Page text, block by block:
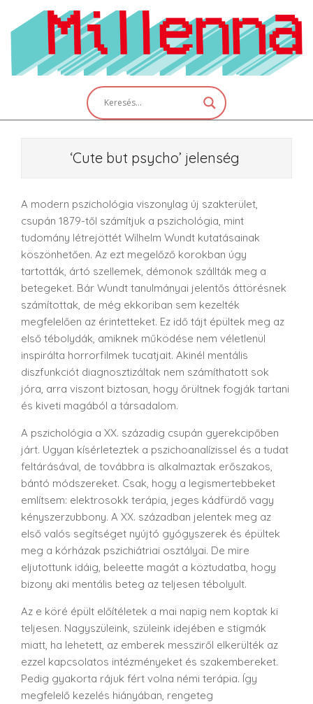
content
‘Cute but psycho’ jelenség
A modern pszichológia viszonylag új szakterület,
csupán 1879-től számítjuk a pszichológia, mint
tudomány létrejöttét Wilhelm Wundt kutatásainak
köszönhetően. Az ezt megelőző korokban úgy
tartották, ártó szellemek, démonok szállták meg a
betegeket. Bár Wundt tanulmányai jelentős áttörésnek
számítottak, de még ekkoriban sem kezelték
megfelelően az érintetteket. Ez idő tájt épültek meg az
első tébolydák, amiknek működése nem véletlenül
inspirálta horrorfilmek tucatjait. Akinél mentális
diszfunkciót diagnosztizáltak nem számíthatott sok
jóra, arra viszont biztosan, hogy őrültnek fogják tartani
és kiveti magából a társadalom.
A pszichológia a XX. századig csupán gyerekcipőben
járt. Ugyan kísérleteztek a pszichoanalízissel és a tudat
feltárásával, de továbbra is alkalmaztak erőszakos,
bántó módszereket. Csak, hogy a legismertebbeket
említsem: elektrosokk terápia, jeges kádfürdő vagy
kényszerzubbony. A XX. században jelentek meg az
első valós segítséget nyújtó gyógyszerek és épültek
meg a kórházak pszichiátriai osztályai. De mire
eljutottunk idáig, beleette magát a köztudatba, hogy
bizony aki mentális beteg az teljesen tébolyult.
Az e köré épült előítéletek a mai napig nem koptak ki
teljesen. Nagyszüleink, szüleink idejében e stigmák
miatt, ha lehetett, az emberek messziről elkerülték az
ezzel kapcsolatos intézményeket és szakembereket.
Pedig gyakorta rájuk fért volna némi terápia. Így
megfelelő kezelés hiányában, rengeteg